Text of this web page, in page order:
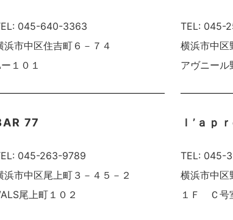
045-640-3363
浜市中区住吉町６－７４
１０１
TEL: 045-
横浜市中
アヴニール
77
045-263-9789
浜市中区尾上町３－４５－２
尾上町１０２
ｌ’ａｐ
TEL: 045-
横浜市中
１Ｆ Ｃ号